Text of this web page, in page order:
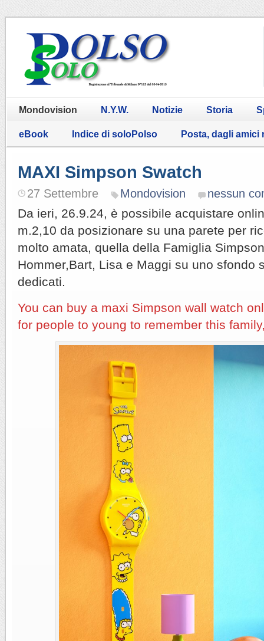
Mondovision N.Y.W. Notizie Storia
eBook Indice di soloPolso Posta, dagli amici
MAXI Simpson Swatch
27 Settembre Mondovision nessun
Da ieri, 26.9.24, è possibile acquistare
m.2,10 da posizionare su una parete per
molto amata, quella della Famiglia
Hommer,Bart, Lisa e Maggi su uno sfondo
dedicati.
You can buy a maxi Simpson wall watch
for people to young to remember this